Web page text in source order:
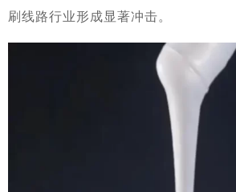
刷线路行业形成显著冲击。